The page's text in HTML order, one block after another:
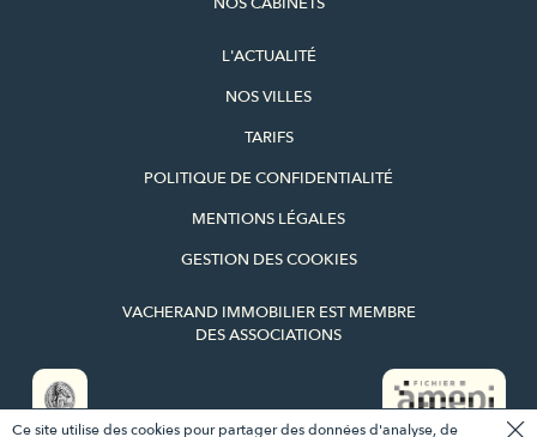
L'ACTUALITÉ
NOS VILLES
TARIFS
POLITIQUE DE CONFIDENTIALITÉ
MENTIONS LÉGALES
GESTION DES COOKIES
VACHERAND IMMOBILIER EST MEMBRE
DES ASSOCIATIONS
Ce site utilise des cookies pour partager des données d'analyse, de